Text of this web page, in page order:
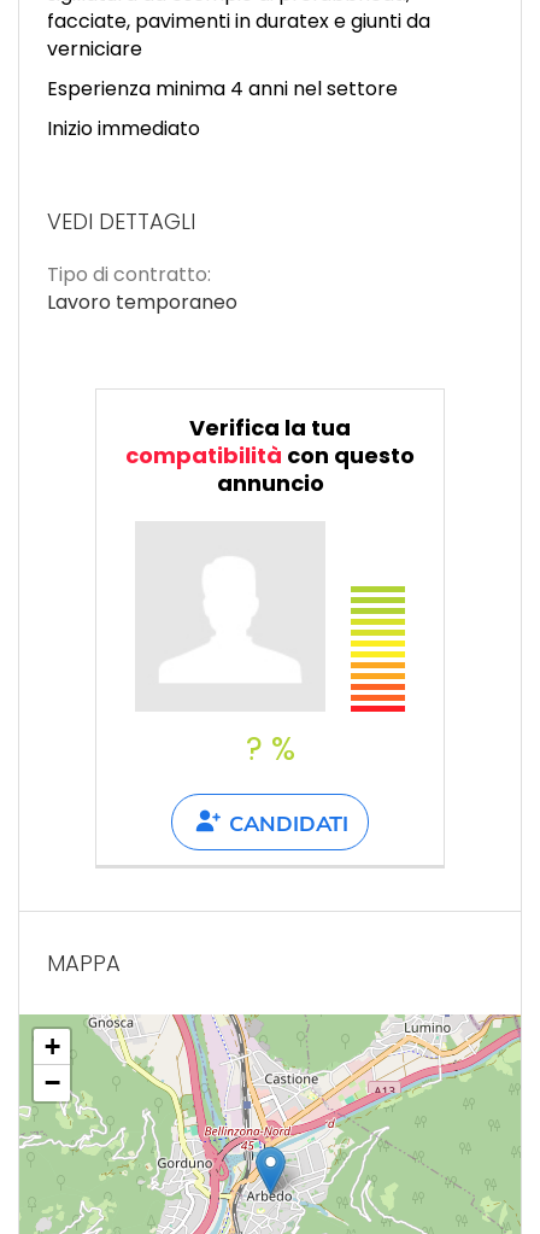
ES
PT
facciate, pavimenti in duratex e giunti da
verniciare
Esperienza minima 4 anni nel settore
Inizio immediato
VEDI DETTAGLI
Tipo di contratto:
Lavoro temporaneo
Verifica la tua
compatibilità con questo
annuncio
? %
CANDIDATI
MAPPA
+
−